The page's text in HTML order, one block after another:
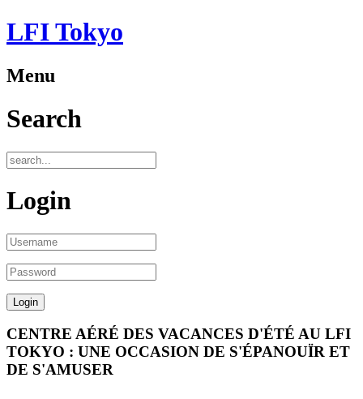
LFI Tokyo
Menu
Search
Login
CENTRE AÉRÉ DES VACANCES D'ÉTÉ AU LFI
TOKYO : UNE OCCASION DE S'ÉPANOUÏR ET
DE S'AMUSER